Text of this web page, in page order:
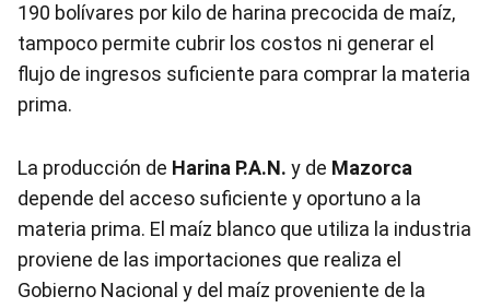
190 bolívares por kilo de harina precocida de maíz,
tampoco permite cubrir los costos ni generar el
flujo de ingresos suficiente para comprar la materia
prima.
La producción de Harina P.A.N. y de Mazorca
depende del acceso suficiente y oportuno a la
materia prima. El maíz blanco que utiliza la industria
proviene de las importaciones que realiza el
Gobierno Nacional y del maíz proveniente de la